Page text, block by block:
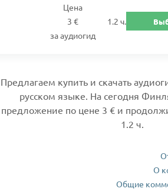
Цена
3 €
за аудиогид
1.2 ч.
Предлагаем купить и скачать
русском языке. На сегодня
предложение по цене 3 € и
1.2 ч.
О
Общие